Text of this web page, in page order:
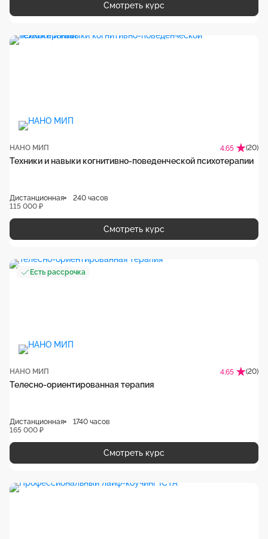
Смотреть курс
НАНО МИП 4.65 (20)
Техники и навыки когнитивно-поведенческой психотерапии
Дистанционная
240 часов
115 000 ₽
Смотреть курс
Есть рассрочка
НАНО МИП 4.65 (20)
Телесно-ориентированная терапия
Дистанционная
1740 часов
165 000 ₽
Смотреть курс